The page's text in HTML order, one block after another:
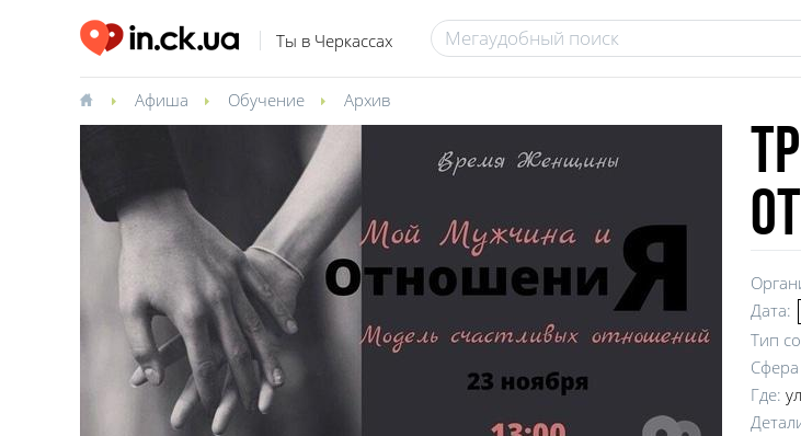
Ты в Черкассах
Афиша Обучение Архив
Дата:
Тип
Сфера
Где: